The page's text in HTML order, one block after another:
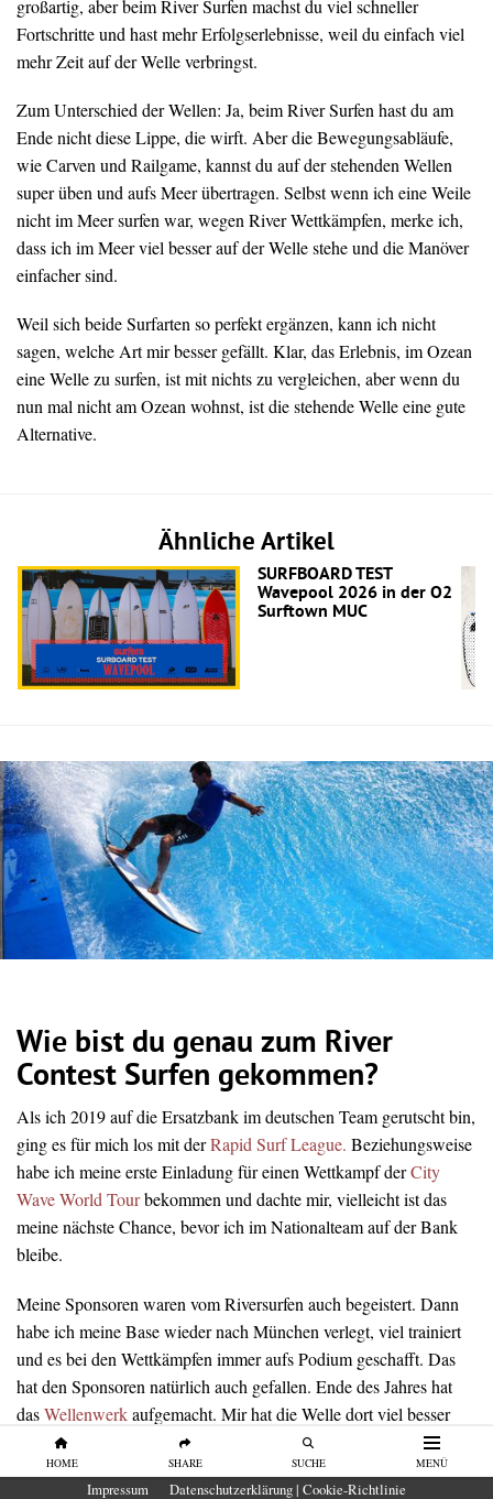
HOME SHARE SUCHE MENÜ
großartig, aber beim River Surfen machst du viel schneller
Fortschritte und hast mehr Erfolgserlebnisse, weil du einfach viel
mehr Zeit auf der Welle verbringst.
Zum Unterschied der Wellen: Ja, beim River Surfen hast du am
Ende nicht diese Lippe, die wirft. Aber die Bewegungsabläufe,
wie Carven und Railgame, kannst du auf der stehenden Wellen
super üben und aufs Meer übertragen. Selbst wenn ich eine Weile
nicht im Meer surfen war, wegen River Wettkämpfen, merke ich,
dass ich im Meer viel besser auf der Welle stehe und die Manöver
einfacher sind.
Weil sich beide Surfarten so perfekt ergänzen, kann ich nicht
sagen, welche Art mir besser gefällt. Klar, das Erlebnis, im Ozean
eine Welle zu surfen, ist mit nichts zu vergleichen, aber wenn du
nun mal nicht am Ozean wohnst, ist die stehende Welle eine gute
Alternative.
Ähnliche Artikel
SURFBOARD TEST
Wavepool 2026 in der O2
Surftown MUC
Wie bist du genau zum River
Contest Surfen gekommen?
Als ich 2019 auf die Ersatzbank im deutschen Team gerutscht bin,
ging es für mich los mit derRapid Surf League. Beziehungsweise
habe ich meine erste Einladung für einen Wettkampf derCity
Wave World Tourbekommen und dachte mir, vielleicht ist das
meine nächste Chance, bevor ich im Nationalteam auf der Bank
bleibe.
Meine Sponsoren waren vom Riversurfen auch begeistert. Dann
habe ich meine Base wieder nach München verlegt, viel trainiert
und es bei den Wettkämpfen immer aufs Podium geschafft. Das
hat den Sponsoren natürlich auch gefallen. Ende des Jahres hat
dasWellenwerkaufgemacht. Mir hat die Welle dort viel besser
gefallen und das Team war auch total nett. Also habe ich meine
Base nach Berlin verlegt.
Impressum Datenschutzerklärung | Cookie-Richtlinie